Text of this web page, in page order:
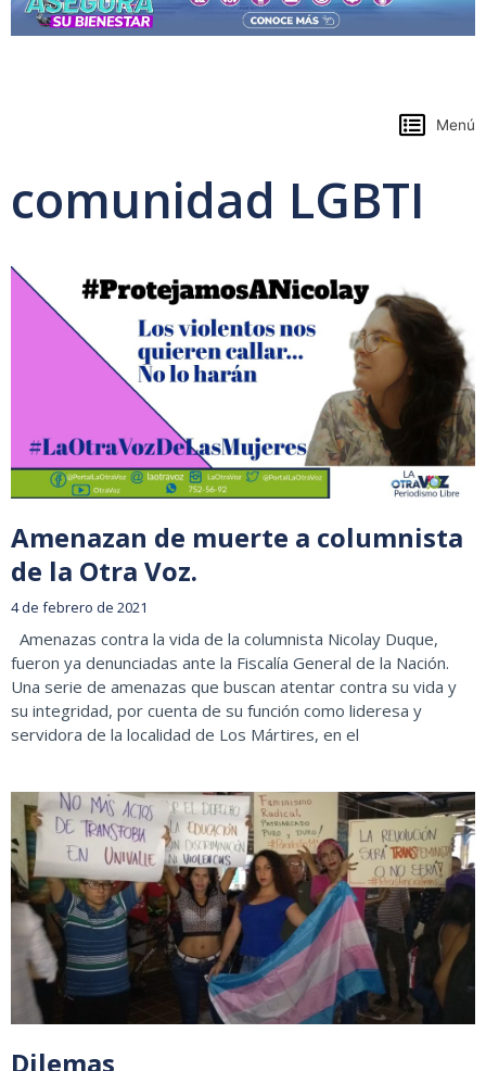
Menú
comunidad LGBTI
Amenazan de muerte a columnista
de la Otra Voz.
4 de febrero de 2021
Amenazas contra la vida de la columnista Nicolay Duque,
fueron ya denunciadas ante la Fiscalía General de la Nación.
Una serie de amenazas que buscan atentar contra su vida y
su integridad, por cuenta de su función como lideresa y
servidora de la localidad de Los Mártires, en el
Dilemas